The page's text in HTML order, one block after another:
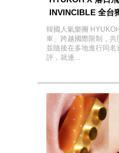
INVINCIBLE 全台
韓國人氣樂團
車」跨越國際限制，共
並隨後在多地進行同
評，就連...